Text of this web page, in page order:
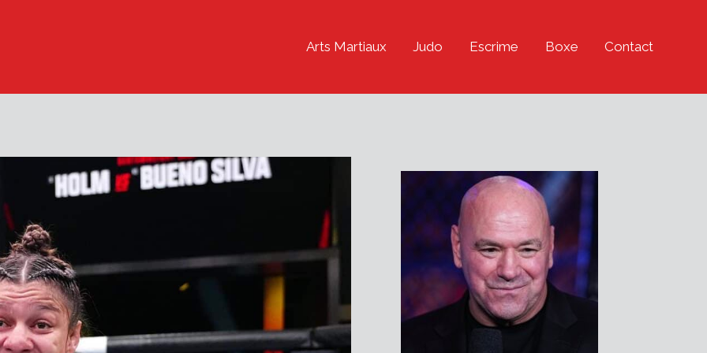
Arts Martiaux Judo Escrime Boxe Contact